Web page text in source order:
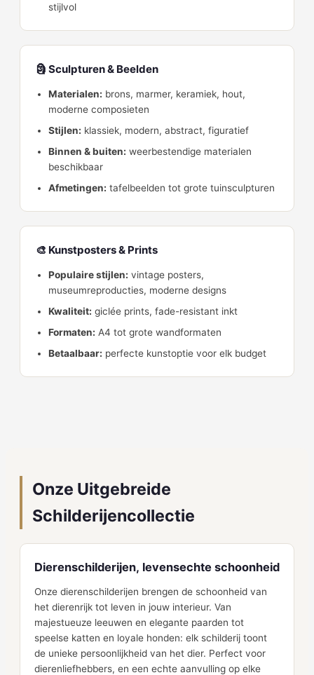
stijlvol
🗿 Sculpturen & Beelden
Materialen: brons, marmer, keramiek, hout,
moderne composieten
Stijlen: klassiek, modern, abstract, figuratief
Binnen & buiten: weerbestendige materialen
beschikbaar
Afmetingen: tafelbeelden tot grote tuinsculpturen
🎨 Kunstposters & Prints
Populaire stijlen: vintage posters,
museumreproducties, moderne designs
Kwaliteit: giclée prints, fade-resistant inkt
Formaten: A4 tot grote wandformaten
Betaalbaar: perfecte kunstoptie voor elk budget
Onze Uitgebreide
Schilderijencollectie
Dierenschilderijen, levensechte schoonheid
Onze dierenschilderijen brengen de schoonheid van
het dierenrijk tot leven in jouw interieur. Van
majestueuze leeuwen en elegante paarden tot
speelse katten en loyale honden: elk schilderij toont
de unieke persoonlijkheid van het dier. Perfect voor
dierenliefhebbers, en een echte aanvulling op elke